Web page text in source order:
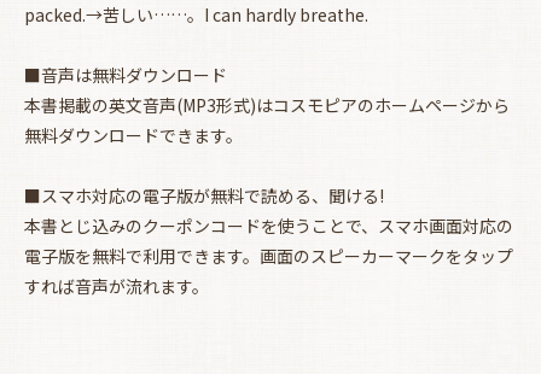
packed.→苦しい……。I can hardly breathe.
■音声は無料ダウンロード
本書掲載の英文音声(MP3形式)はコスモピアのホームページから
無料ダウンロードできます。
■スマホ対応の電子版が無料で読める、聞ける!
本書とじ込みのクーポンコードを使うことで、スマホ画面対応の
電子版を無料で利用できます。画面のスピーカーマークをタップ
すれば音声が流れます。